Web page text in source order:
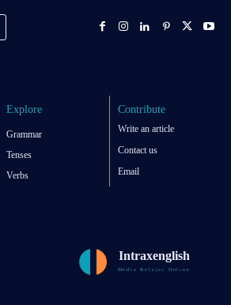
Explore
Grammar
Tenses
Verbs
Contribute
Write an article
Contact us
Email
Intraxenglish
Media Belajar Online